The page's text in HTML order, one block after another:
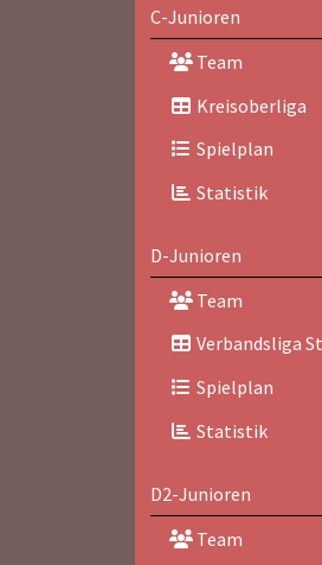
C-Junioren
Team
Kreisoberliga
Spielplan
Statistik
D-Junioren
Team
Verbandsliga
Spielplan
Statistik
D2-Junioren
Team